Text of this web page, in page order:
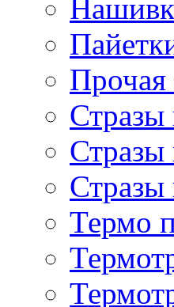
Прочая
Стразы
Стразы
Стразы
Термо